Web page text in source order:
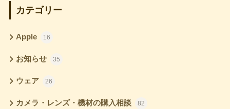
カテゴリー
Apple 16
お知らせ 35
ウェア 26
カメラ・レンズ・機材の購入相談 82